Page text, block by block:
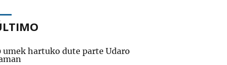
umek hartuko dute parte Udaro